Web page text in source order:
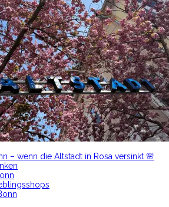
– wenn die Altstadt in Rosa versinkt 🌸